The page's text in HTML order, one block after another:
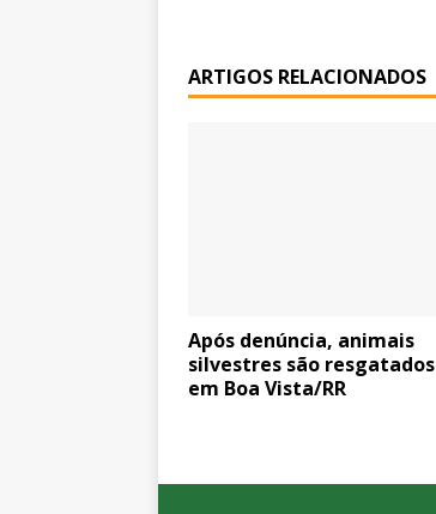
ARTIGOS RELACIONADOS
Após denúncia, animais
silvestres são resgatados
em Boa Vista/RR